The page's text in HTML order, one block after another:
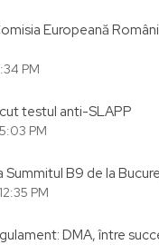
Europeană
PM
testul anti-SLAPP
PM
Summitul B9 de la
PM
DMA, între